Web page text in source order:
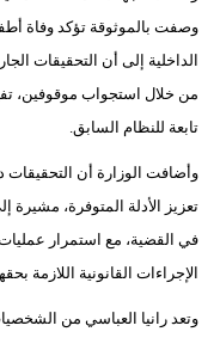
وصفت بالموثوقة تؤكد وفاة
الداخلية إلى أن التحقيقات
من خلال استجواب موقوفين،
تابعة للنظام السابق.
وأضافت الوزارة أن
تعزيز الأدلة المتوفرة،
في القضية، مع استمرار عمليات
الإجراءات القانونية اللازمة
وتعد رانيا العباسي من